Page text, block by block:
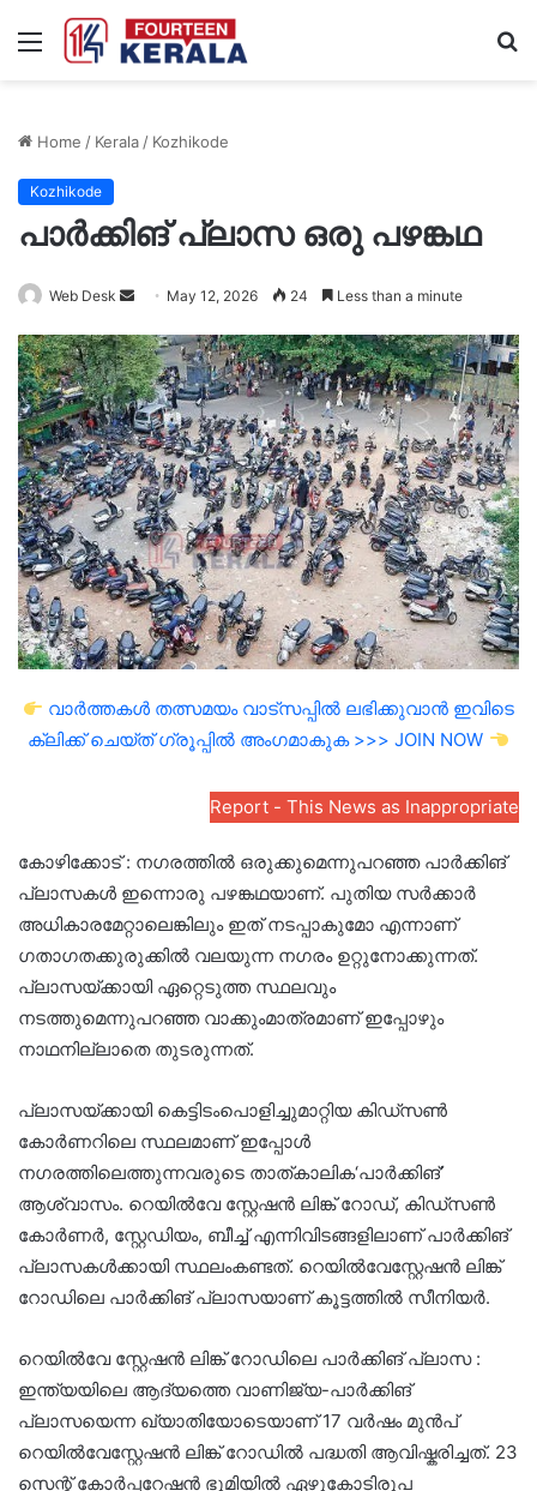
Menu
Home / Kerala/ Kozhikode
Kozhikode
പാർക്കിങ് പ്ലാസ ഒരു പഴങ്കഥ
Web Desk
Send
email
May 12, 2026 24 Less than a minute
വാർത്തകൾ തത്സമയം വാട്സപ്പിൽ ലഭിക്കുവാൻ ഇവിടെ
ക്ലിക്ക് ചെയ്ത് ഗ്രൂപ്പിൽ അംഗമാകുക >>> JOIN NOW
Report - This News as Inappropriate
കോഴിക്കോട് : നഗരത്തിൽ ഒരുക്കുമെന്നുപറഞ്ഞ പാർക്കിങ്
പ്ലാസകൾ ഇന്നൊരു പഴങ്കഥയാണ്. പുതിയ സർക്കാർ
അധികാരമേറ്റാലെങ്കിലും ഇത് നടപ്പാകുമോ എന്നാണ്
ഗതാഗതക്കുരുക്കിൽ വലയുന്ന നഗരം ഉറ്റുനോക്കുന്നത്.
പ്ലാസയ്ക്കായി ഏറ്റെടുത്ത സ്ഥലവും
നടത്തുമെന്നുപറഞ്ഞ വാക്കുംമാത്രമാണ് ഇപ്പോഴും
നാഥനില്ലാതെ തുടരുന്നത്.
പ്ലാസയ്ക്കായി കെട്ടിടംപൊളിച്ചുമാറ്റിയ കിഡ്സൺ
കോർണറിലെ സ്ഥലമാണ് ഇപ്പോൾ
നഗരത്തിലെത്തുന്നവരുടെ താത്‌കാലിക‘പാർക്കിങ്’
ആശ്വാസം. റെയിൽവേ സ്റ്റേഷൻ ലിങ്ക് റോഡ്, കിഡ്‌സൺ
കോർണർ, സ്റ്റേഡിയം, ബീച്ച് എന്നിവിടങ്ങളിലാണ് പാർക്കിങ്
പ്ലാസകൾക്കായി സ്ഥലംകണ്ടത്. റെയിൽവേസ്റ്റേഷൻ ലിങ്ക്
റോഡിലെ പാർക്കിങ് പ്ലാസയാണ് കൂട്ടത്തിൽ സീനിയർ.
റെയിൽവേ സ്റ്റേഷൻ ലിങ്ക് റോഡിലെ പാർക്കിങ് പ്ലാസ :
ഇന്ത്യയിലെ ആദ്യത്തെ വാണിജ്യ-പാർക്കിങ്
പ്ലാസയെന്ന ഖ്യാതിയോടെയാണ് 17 വർഷം മുൻപ്‌
റെയിൽവേസ്റ്റേഷൻ ലിങ്ക് റോഡിൽ പദ്ധതി ആവിഷ്കരിച്ചത്. 23
സെന്റ് കോർപ്പറേഷൻ ഭൂമിയിൽ ഏഴുകോടിരൂപ